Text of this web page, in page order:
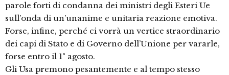
parole forti di condanna dei ministri degli Esteri Ue
sull’onda di un’unanime e unitaria reazione emotiva.
Forse, infine, perché ci vorrà un vertice straordinario
dei capi di Stato e di Governo dell’Unione per vararle,
forse entro il 1° agosto.
Gli Usa premono pesantemente e al tempo stesso